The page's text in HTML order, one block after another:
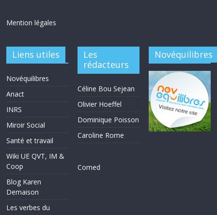
Mention légales
Liens utiles
Novéquilibres
Anact
INRS
Miroir Social
Santé et travail
Wiki UE QVT, IM &
Coop
Blog Karen
Demaison
Les verbes du
Les
rédacteurs
Céline Bou Sejean
Olivier Hoeffel
Dominique Poisson
Caroline Rome
Comed
Novéquilibres